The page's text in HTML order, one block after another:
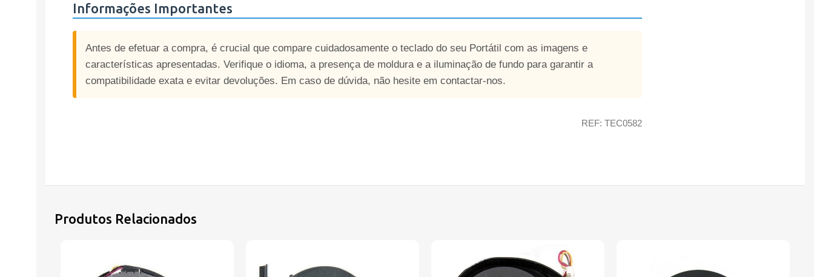
Informações Importantes
Antes de efetuar a compra, é crucial que compare cuidadosamente o teclado do seu Portátil com as imagens e
características apresentadas. Verifique o idioma, a presença de moldura e a iluminação de fundo para garantir a
compatibilidade exata e evitar devoluções. Em caso de dúvida, não hesite em contactar-nos.
REF: TEC0582
Produtos Relacionados